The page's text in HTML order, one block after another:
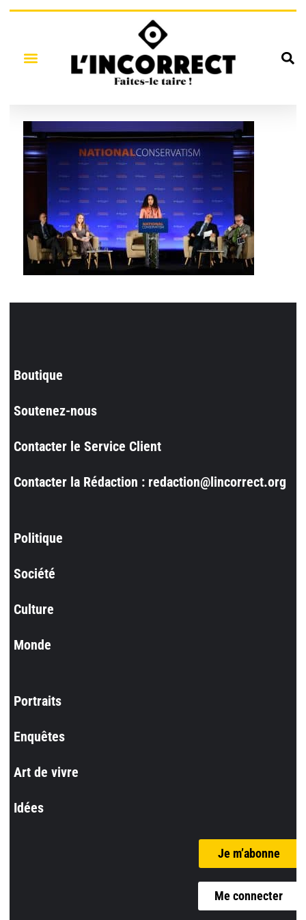
Boutique
Soutenez-nous
Contacter le Service Client
Contacter la Rédaction : redaction@lincorrect.org
Politique
Société
Culture
Monde
Portraits
Enquêtes
Art de vivre
Idées
Je m’abonne
Me connecter